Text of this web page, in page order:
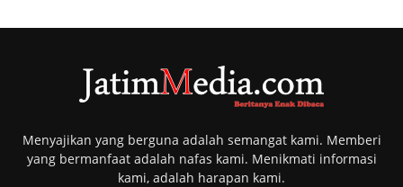
Menyajikan yang berguna adalah semangat kami. Memberi
yang bermanfaat adalah nafas kami. Menikmati informasi
kami, adalah harapan kami.